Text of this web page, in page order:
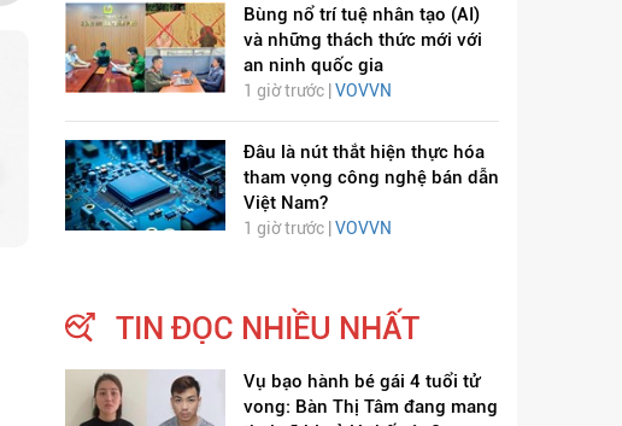
19
Bùng nổ trí tuệ nhân tạo (AI)
và những thách thức mới với
an ninh quốc gia
1 giờ trước | VOVVN
Đâu là nút thắt hiện thực hóa
tham vọng công nghệ bán dẫn
Việt Nam?
1 giờ trước | VOVVN
TIN ĐỌC NHIỀU NHẤT
Vụ bạo hành bé gái 4 tuổi tử
vong: Bàn Thị Tâm đang mang